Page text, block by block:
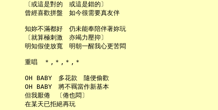
     〔或這是對的　或這是錯的〕
     曾經喜歡拼盤　如今很需要真友伴
     知妳不滿都好　仍未能奉陪伴著妳玩
     〔就算極刺激　亦竭力壓抑〕
     明知假使放寬　明朝一醒我心更苦悶
     重唱　＊,＊,＊,＊
     OH BABY　多花款　隨便偷歡
     OH BABY　將不羈當作新基本
     但我厭倦　〔倦也悶〕